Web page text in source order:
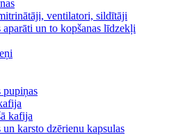
ventilatori, sildītāji
un to kopšanas līdzekļi
kafija
karsto dzērienu kapsulas